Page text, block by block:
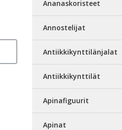
Ananaskoristeet
Annostelijat
Antiikkikynttilänjalat
Antiikkikynttilät
Apinafiguurit
Apinat